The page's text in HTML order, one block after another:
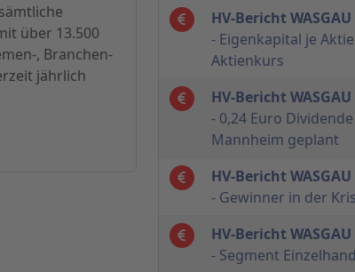
über 13.500
, Branchen-
jährlich
HV-Bericht
- Eigenkapital je
Aktienkurs
HV-Bericht
- 0,24 Euro
Mannheim geplant
HV-Bericht
- Gewinner in der
HV-Bericht
- Segment